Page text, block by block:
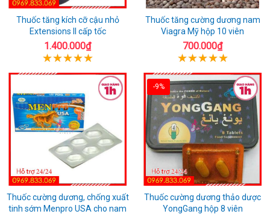
Thuốc tăng kích cỡ cậu nhỏ
Extensions II cấp tốc
1.400.000₫
Thuốc tăng cường dương nam
Viagra Mỹ hộp 10 viên
700.000₫
Thuốc cường dương, chống xuất
tinh sớm Menpro USA cho nam
-9%
Thuốc cường dương thảo dược
YongGang hộp 8 viên